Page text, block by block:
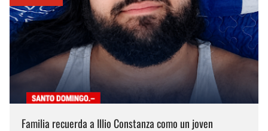
Familia recuerda a Illio Constanza como un joven